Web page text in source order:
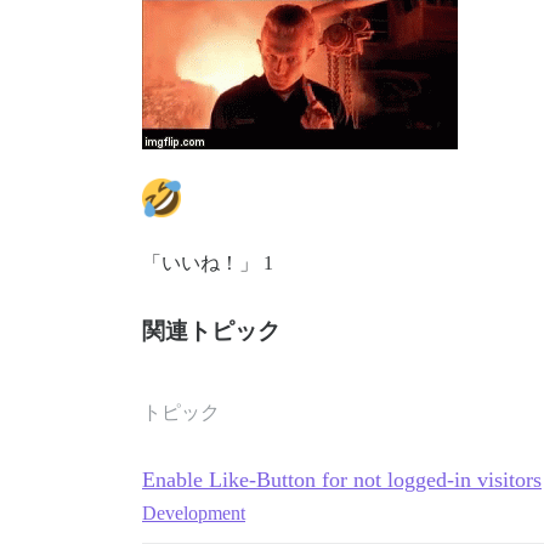
「いいね！」 1
関連トピック
トピック
Enable Like-Button for not logged-in visitors
Development